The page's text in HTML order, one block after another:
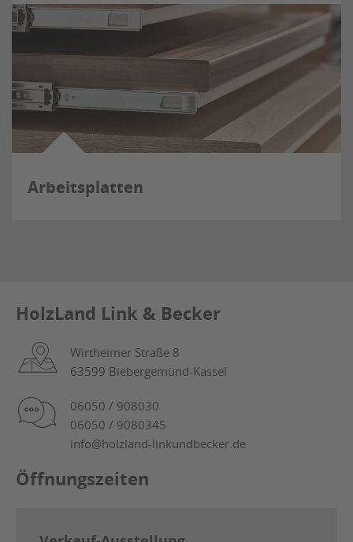
Arbeitsplatten
HolzLand Link & Becker
Wirtheimer Straße 8
63599 Biebergemünd-Kassel
06050 / 908030
06050 / 9080345
info@holzland-linkundbecker.de
Öffnungszeiten